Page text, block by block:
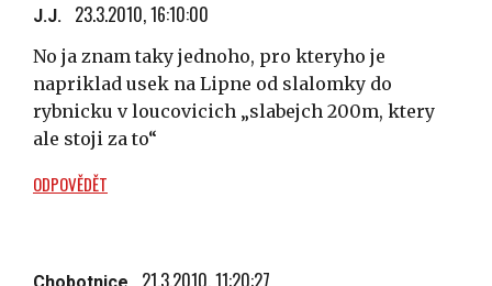
J.J. 23.3.2010, 16:10:00
No ja znam taky jednoho, pro kteryho je
napriklad usek na Lipne od slalomky do
rybnicku v loucovicich „slabejch 200m, ktery
ale stoji za to“
ODPOVĚDĚT
21.3.2010, 11:20:27